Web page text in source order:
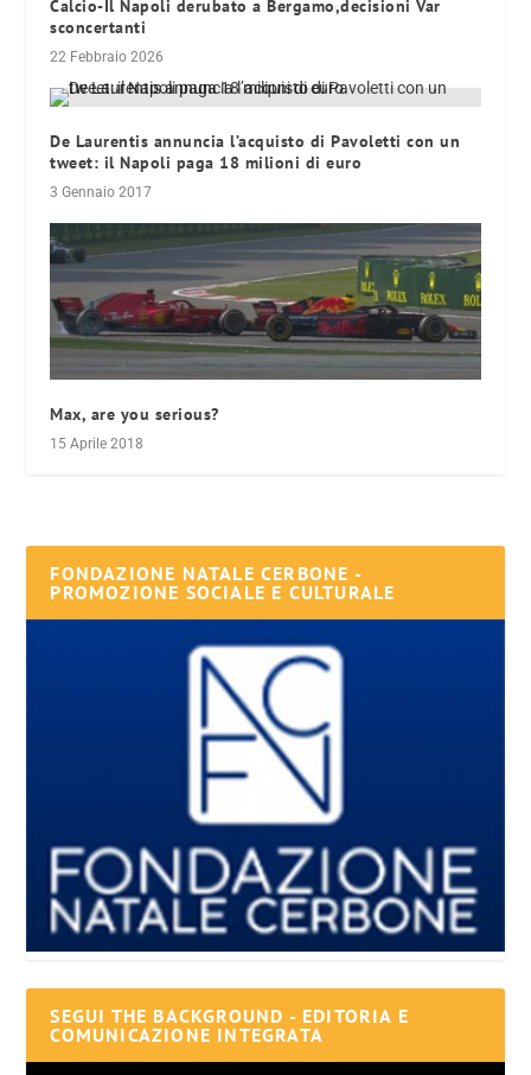
Calcio-Il Napoli derubato a Bergamo,decisioni Var
sconcertanti
22 Febbraio 2026
De Laurentis annuncia l’acquisto di Pavoletti con un
tweet: il Napoli paga 18 milioni di euro
3 Gennaio 2017
Max, are you serious?
15 Aprile 2018
FONDAZIONE NATALE CERBONE -
PROMOZIONE SOCIALE E CULTURALE
SEGUI THE BACKGROUND - EDITORIA E
COMUNICAZIONE INTEGRATA